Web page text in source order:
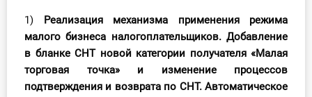
Кадры. Труд. Зарплата.
Учет по отраслям
1) Реализация механизма применения режима
малого бизнеса налогоплательщиков. Добавление
в бланке СНТновой категории получателя «Малая
торговая точка» и изменение процессов
подтверждения и возврата по СНТ. Автоматическое